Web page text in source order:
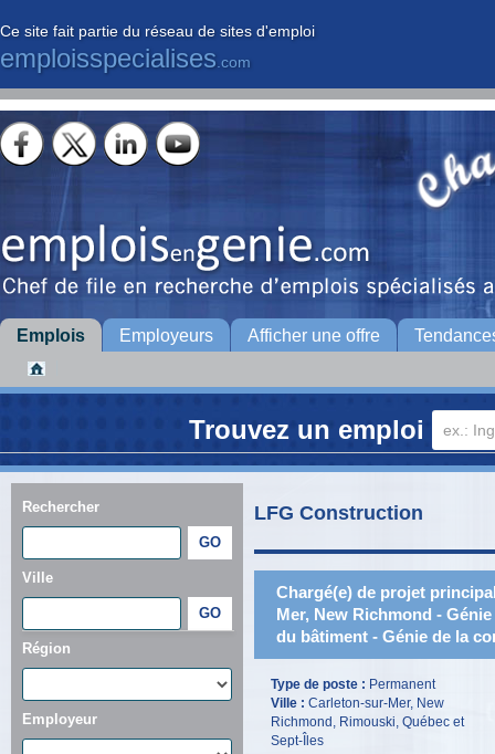
Ce site fait partie du réseau de sites d'emploi
emploisspecialises .com
Emplois Employeurs Afficher une offre
Trouvez un emploi
Rechercher
Ville
Région
Employeur
LFG Construction
Chargé(e) de projet
Mer, New Richmond -
du bâtiment - Génie de la
Type de poste : Permanent
Ville : Carleton-sur-Mer, New
Richmond, Rimouski, Québec et
Sept-Îles